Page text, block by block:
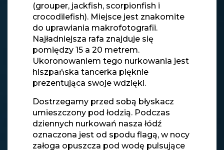
(grouper, jackfish, scorpionfish i
crocodilefish). Miejsce jest znakomite
do uprawiania makrofotografii.
Najładniejsza rafa znajduje się
pomiędzy 15 a 20 metrem.
Ukoronowaniem tego nurkowania jest
hiszpańska tancerka pięknie
prezentująca swoje wdzięki.
Dostrzegamy przed sobą błyskacz
umieszczony pod łodzią. Podczas
dziennych nurkowań nasza łódź
oznaczona jest od spodu flagą, w nocy
załoga opuszcza pod wodę pulsujące